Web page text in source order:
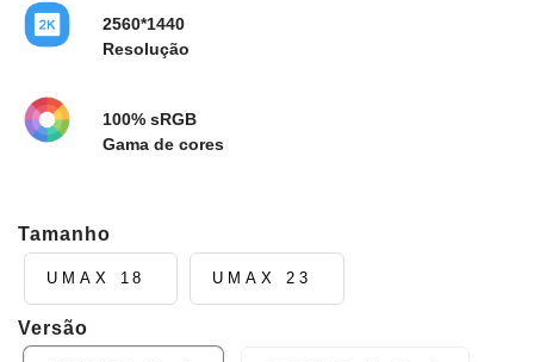
2560*1440
Resolução
100% sRGB
Gama de cores
Tamanho
UMAX 18 UMAX 23
Versão